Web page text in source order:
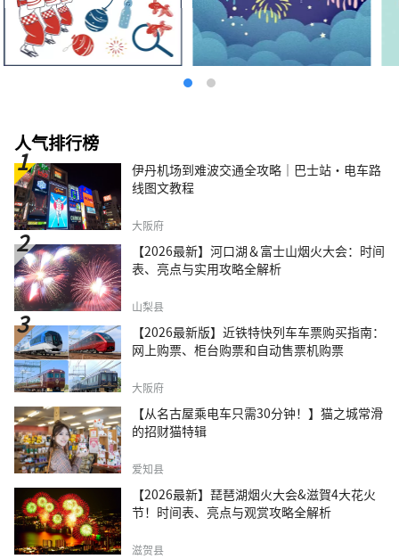
人气排行榜
伊丹机场到难波交通全攻略｜巴士站・电车路
线图文教程
大阪府
【2026最新】河口湖＆富士山烟火大会：时间
表、亮点与实用攻略全解析
山梨县
【2026最新版】近铁特快列车车票购买指南：
网上购票、柜台购票和自动售票机购票
大阪府
【从名古屋乘电车只需30分钟！】猫之城常滑
的招财猫特辑
爱知县
【2026最新】琵琶湖烟火大会&滋賀4大花火
节！时间表、亮点与观赏攻略全解析
滋贺县